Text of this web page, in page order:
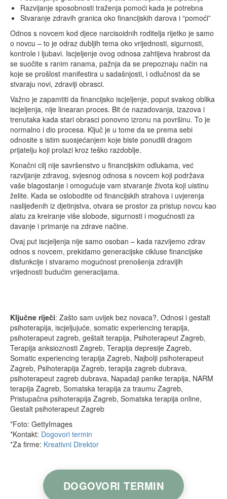
Razvijanje sposobnosti traženja pomoći kada je potrebna
Stvaranje zdravih granica oko financijskih darova i “pomoći”
Odnos s novcem kod djece narcisoidnih roditelja rijetko je samo
o novcu – to je odraz dubljih tema oko vrijednosti, sigurnosti,
kontrole i ljubavi. Iscjeljenje ovog odnosa zahtijeva hrabrost da
se suočite s ranim ranama, pažnja da se prepoznaju način na
koje se prošlost manifestira u sadašnjosti, i odlučnost da se
stvaraju novi, zdraviji obrasci.
Važno je zapamtiti da financijsko iscjeljenje, poput svakog oblika
iscjeljenja, nije linearan proces. Bit će nazadovanja, izazova i
trenutaka kada stari obrasci ponovno izronu na površinu. To je
normalno i dio procesa. Ključ je u tome da se prema sebi
odnosite s istim suosjećanjem koje biste ponudili dragom
prijatelju koji prolazi kroz teško razdoblje.
Konačni cilj nije savršenstvo u financijskim odlukama, već
razvijanje zdravog, svjesnog odnosa s novcem koji podržava
vaše blagostanje i omogućuje vam stvaranje života koji uistinu
želite. Kada se oslobodite od financijskih strahova i uvjerenja
naslijeđenih iz djetinjstva, otvara se prostor za pristup novcu kao
alatu za kreiranje više slobode, sigurnosti i mogućnosti za
davanje i primanje na zdrave načine.
Ovaj put iscjeljenja nije samo osoban – kada razvijemo zdrav
odnos s novcem, prekidamo generacijske cikluse financijske
disfunkcije i stvaramo mogućnost prenošenja zdravijih
vrijednosti budućim generacijama.
Ključne riječi: Zašto sam uvijek bez novaca?, Odnosi i gestalt
psihoterapija, iscjeljujuće, somatic experiencing terapija,
psihoterapeut zagreb, geštalt terapija, Psihoterapeut Zagreb,
Terapija anksioznosti Zagreb, Terapija depresije Zagreb,
Somatic experiencing terapija Zagreb, Najbolji psihoterapeut
Zagreb, Psihoterapija Zagreb, terapija zagreb dubrava,
psihoterapeut zagreb dubrava, Napadaji panike terapija, NARM
terapija Zagreb, Somatska terapija za traumu Zagreb,
Pristupačna psihoterapija Zagreb, Somatska terapija online,
Gestalt psihoterapeut Zagreb
*Foto: GettyImages
*Kontakt: Dogovori termin
*Za firme: Kreativni Direktor
DOGOVORI TERMIN